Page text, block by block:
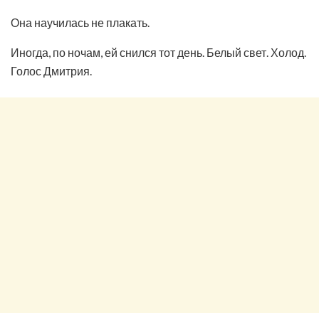
Она научилась не плакать.
Иногда, по ночам, ей снился тот день. Белый свет. Холод.
Голос Дмитрия.